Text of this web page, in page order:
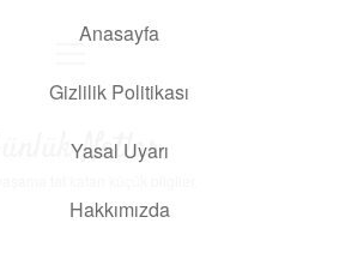
Anasayfa
Gizlilik Politikası
Yasal Uyarı
Hakkımızda
Günlük Notlar